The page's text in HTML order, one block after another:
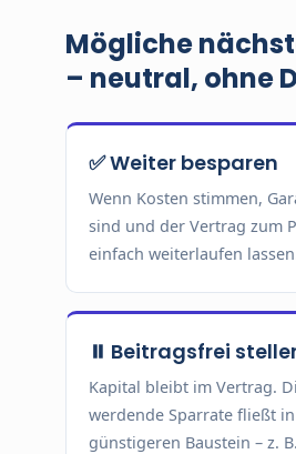
Mögliche
– neutral, ohne
✅ Weiter besparen
Wenn Kosten stimmen,
sind und der Vertrag zum
einfach weiterlaufen
⏸ Beitragsfrei
Kapital bleibt im Vertrag.
werdende Sparrate fließt
günstigeren Baustein – z.